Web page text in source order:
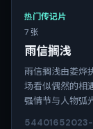
热门传记片
7 张
雨信搁浅
雨信搁浅由娄烨
场看似偶然的相
强情节与人物弧
5440165